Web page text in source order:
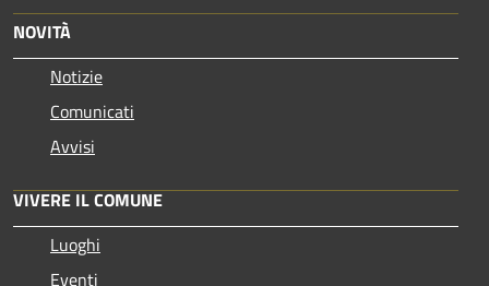
NOVITÀ
Notizie
Comunicati
Avvisi
VIVERE IL COMUNE
Luoghi
Eventi